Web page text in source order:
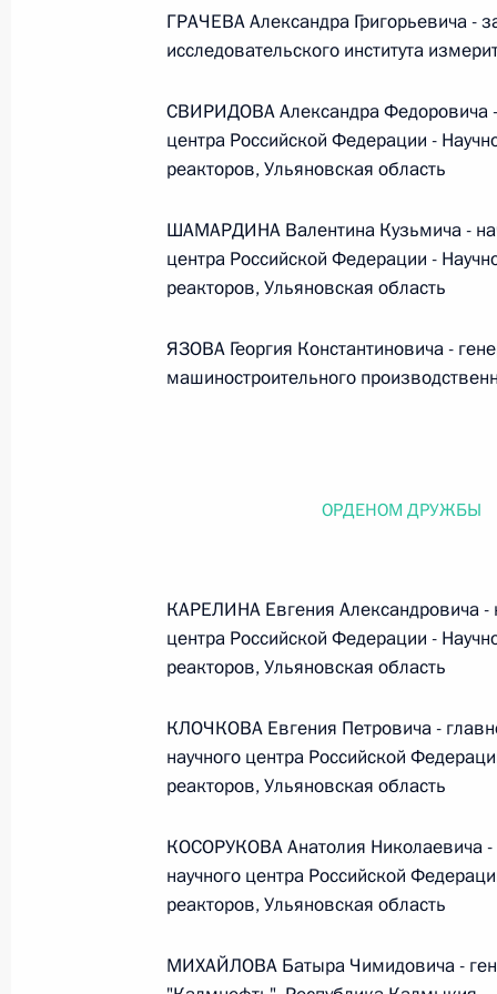
О внесении изменений в статьи 85 и 102
кодекса Российской Федерации
26 июля 2026 года
Федеральный закон от
26 июля 2026 года
Федеральный закон от
О внесении изменения в статью 2
26 июля 2026 года
О внесении изменений в Уголовный
процессуального кодекса Российской
ГРАЧЕВА Александра Григорьевича -
исследовательского института
СВИРИДОВА Александра Федоровича -
центра Российской Федерации -
реакторов, Ульяновская область
ШАМАРДИНА Валентина Кузьмича -
центра Российской Федерации -
реакторов, Ульяновская область
ЯЗОВА Георгия Константиновича -
машиностроительного
ОРДЕНОМ ДРУЖБЫ
КАРЕЛИНА Евгения Александровича -
центра Российской Федерации -
реакторов, Ульяновская область
КЛОЧКОВА Евгения Петровича -
научного центра Российской
реакторов, Ульяновская область
КОСОРУКОВА Анатолия Николаевича -
научного центра Российской
реакторов, Ульяновская область
МИХАЙЛОВА Батыра Чимидовича -